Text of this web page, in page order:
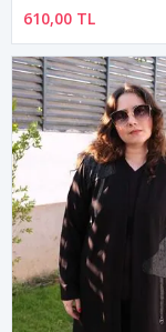
610,00 TL